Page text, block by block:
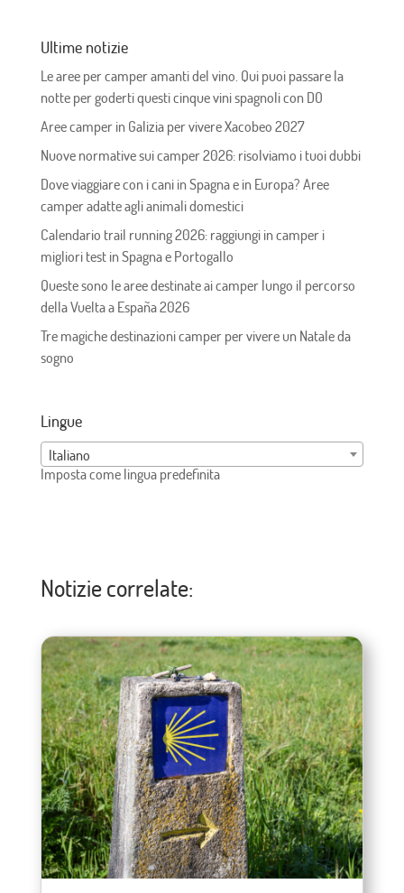
Ultime notizie
Le aree per camper amanti del vino. Qui puoi passare la
notte per goderti questi cinque vini spagnoli con DO
Aree camper in Galizia per vivere Xacobeo 2027
Nuove normative sui camper 2026: risolviamo i tuoi dubbi
Dove viaggiare con i cani in Spagna e in Europa? Aree
camper adatte agli animali domestici
Calendario trail running 2026: raggiungi in camper i
migliori test in Spagna e Portogallo
Queste sono le aree destinate ai camper lungo il percorso
della Vuelta a España 2026
Tre magiche destinazioni camper per vivere un Natale da
sogno
Lingue
Italiano
Imposta come lingua predefinita
Notizie correlate: